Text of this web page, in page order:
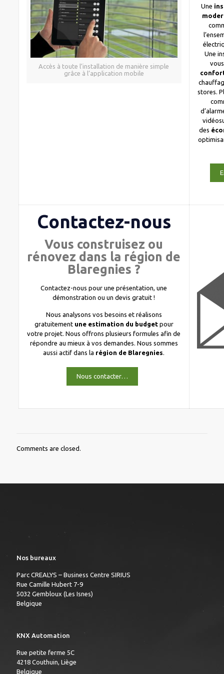
Accès à toute l’installation de manière simple
grâce à l’application mobile
Une
Une
stores.
des
Contactez-nous
Vous construisez ou
rénovez dans la région de
Blaregnies ?
Contactez-nous pour une présentation, une
démonstration ou un devis gratuit !
Nous analysons vos besoins et réalisons
gratuitement une estimation du budgetpour
votre projet. Nous offrons plusieurs formules afin de
répondre au mieux à vos demandes. Nous sommes
aussi actif dans la région de Blaregnies.
Nous contacter…
Comments are closed.
Nos bureaux
Parc CREALYS – Business Centre SIRIUS
Rue Camille Hubert 7-9
5032 Gembloux (Les Isnes)
Belgique
KNX Automation
Rue petite ferme 5C
4218 Couthuin, Liège
Belgique